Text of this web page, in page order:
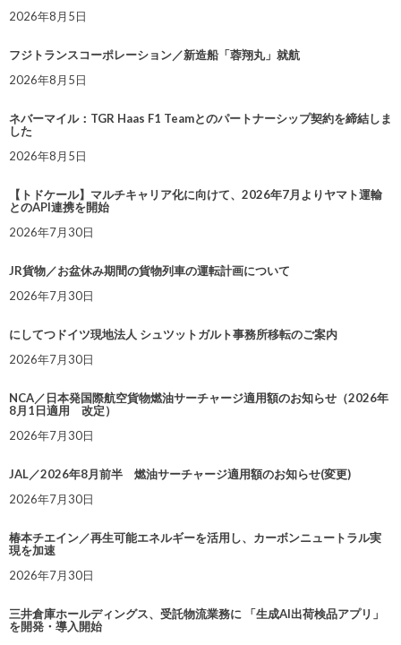
2026年8月5日
フジトランスコーポレーション／新造船「蓉翔丸」就航
2026年8月5日
ネバーマイル：TGR Haas F1 Teamとのパートナーシップ契約を締結しま
した
2026年8月5日
【トドケール】マルチキャリア化に向けて、2026年7月よりヤマト運輸
とのAPI連携を開始
2026年7月30日
JR貨物／お盆休み期間の貨物列車の運転計画について
2026年7月30日
にしてつドイツ現地法人 シュツットガルト事務所移転のご案内
2026年7月30日
NCA／日本発国際航空貨物燃油サーチャージ適用額のお知らせ（2026年
8月1日適用 改定）
2026年7月30日
JAL／2026年8月前半 燃油サーチャージ適用額のお知らせ(変更)
2026年7月30日
椿本チエイン／再生可能エネルギーを活用し、カーボンニュートラル実
現を加速
2026年7月30日
三井倉庫ホールディングス、受託物流業務に 「生成AI出荷検品アプリ」
を開発・導入開始